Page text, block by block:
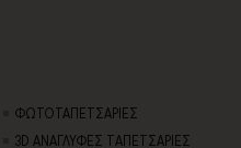
ΦΩΤΟΤΑΠΕΤΣΑΡΙΕΣ
3D AΝΑΓΛΥΦΕΣ TΑΠΕΤΣΑΡΙΕΣ